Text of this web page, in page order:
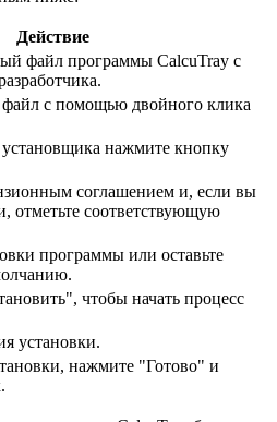
Действие
файл программы CalcuTray с
с помощью двойного клика
нажмите кнопку
соглашением и, если вы
отметьте соответствующую
программы или оставьте
чтобы начать процесс
установки.
нажмите "Готово" и